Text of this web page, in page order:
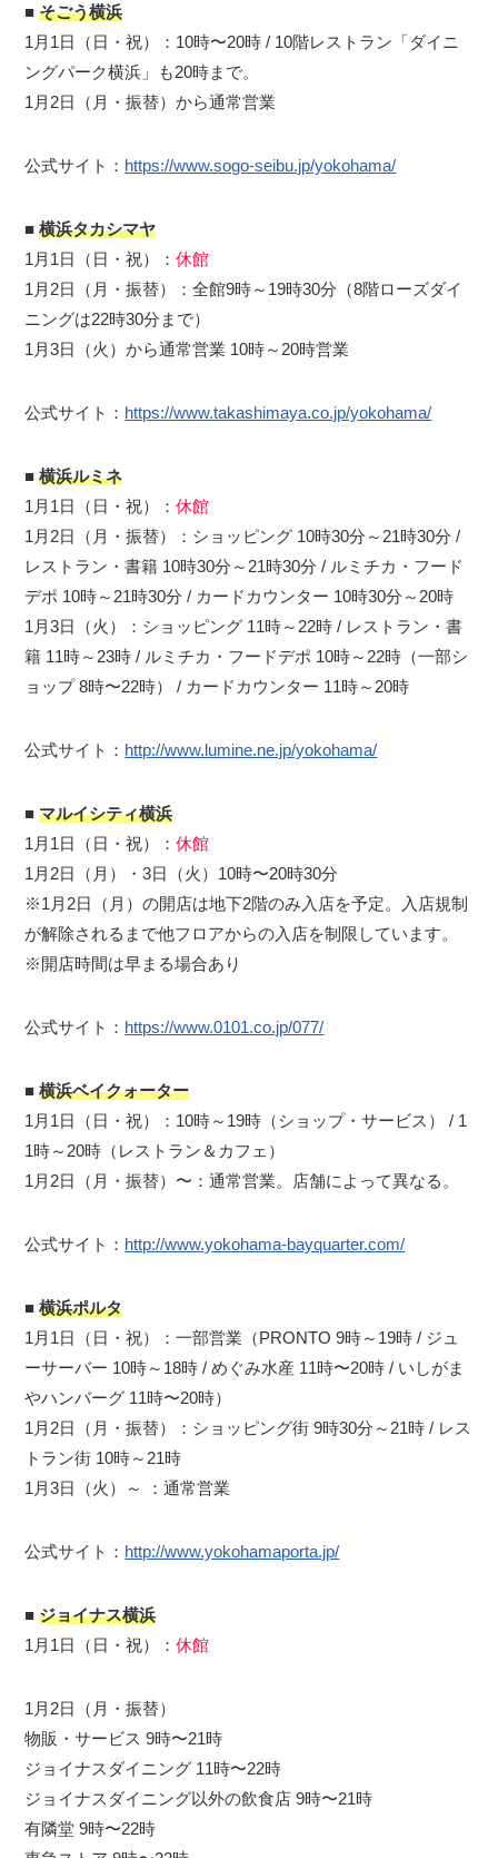
■そごう横浜
1月1日（日・祝）：10時〜20時 / 10階レストラン「ダイニ
ングパーク横浜」も20時まで。
1月2日（月・振替）から通常営業
公式サイト： https://www.sogo-seibu.jp/yokohama/
■横浜タカシマヤ
1月1日（日・祝）：休館
1月2日（月・振替）：全館9時～19時30分（8階ローズダイ
ニングは22時30分まで）
1月3日（火）から通常営業 10時～20時営業
公式サイト： https://www.takashimaya.co.jp/yokohama/
■横浜ルミネ
1月1日（日・祝）：休館
1月2日（月・振替）：ショッピング 10時30分～21時30分 /
レストラン・書籍 10時30分～21時30分 / ルミチカ・フード
デポ 10時～21時30分 / カードカウンター 10時30分～20時
1月3日（火）：ショッピング 11時～22時 / レストラン・書
籍 11時～23時 / ルミチカ・フードデポ 10時～22時（一部シ
ョップ 8時〜22時） / カードカウンター 11時～20時
公式サイト： http://www.lumine.ne.jp/yokohama/
■マルイシティ横浜
1月1日（日・祝）：休館
1月2日（月）・3日（火）10時〜20時30分
※1月2日（月）の開店は地下2階のみ入店を予定。入店規制
が解除されるまで他フロアからの入店を制限しています。
※開店時間は早まる場合あり
公式サイト： https://www.0101.co.jp/077/
■横浜ベイクォーター
1月1日（日・祝）：10時～19時（ショップ・サービス） / 1
1時～20時（レストラン＆カフェ）
1月2日（月・振替）〜：通常営業。店舗によって異なる。
公式サイト： http://www.yokohama-bayquarter.com/
■横浜ポルタ
1月1日（日・祝）：一部営業（PRONTO 9時～19時 / ジュ
ーサーバー 10時～18時 / めぐみ水産 11時〜20時 / いしがま
やハンバーグ 11時〜20時）
1月2日（月・振替）：ショッピング街 9時30分～21時 / レス
トラン街 10時～21時
1月3日（火）～ ：通常営業
公式サイト： http://www.yokohamaporta.jp/
■ジョイナス横浜
1月1日（日・祝）：休館
1月2日（月・振替）
物販・サービス 9時〜21時
ジョイナスダイニング 11時〜22時
ジョイナスダイニング以外の飲食店 9時〜21時
有隣堂 9時〜22時